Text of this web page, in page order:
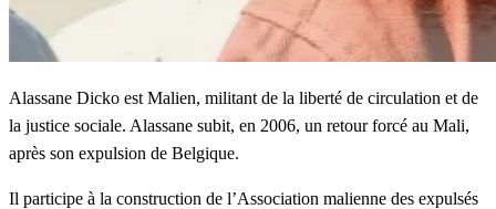
Alassane Dicko est Malien, militant de la liberté de circulation et de
la justice sociale. Alassane subit, en 2006, un retour forcé au Mali,
après son expulsion de Belgique.
Il participe à la construction de l’Association malienne des expulsés